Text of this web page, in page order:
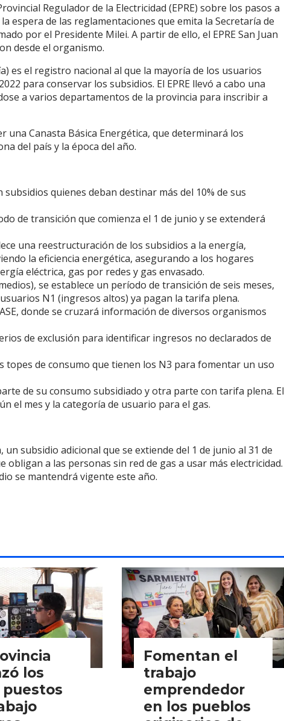
Regulador de la Electricidad (EPRE) sobre los pasos a
espera de las reglamentaciones que emita la Secretaría de
por el Presidente Milei. A partir de ello, el EPRE San Juan
desde el organismo.
es el registro nacional al que la mayoría de los usuarios
para conservar los subsidios. El EPRE llevó a cabo una
a varios departamentos de la provincia para inscribir a
una Canasta Básica Energética, que determinará los
del país y la época del año.
quienes deban destinar más del 10% de sus
de transición que comienza el 1 de junio y se extenderá
una reestructuración de los subsidios a la energía,
la eficiencia energética, asegurando a los hogares
eléctrica, gas por redes y gas envasado.
se establece un período de transición de seis meses,
N1 (ingresos altos) ya pagan la tarifa plena.
donde se cruzará información de diversos organismos
de exclusión para identificar ingresos no declarados de
topes de consumo que tienen los N3 para fomentar un uso
de su consumo subsidiado y otra parte con tarifa plena. El
el mes y la categoría de usuario para el gas.
subsidio adicional que se extiende del 1 de junio al 31 de
a las personas sin red de gas a usar más electricidad.
se mantendrá vigente este año.
los
puestos
Fomentan el
trabajo
emprendedor
en los pueblos